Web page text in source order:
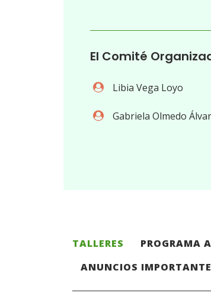
El Comité
Libia Vega Loyo
Gabriela Olmedo
TALLERES PROGRAMA
ANUNCIOS